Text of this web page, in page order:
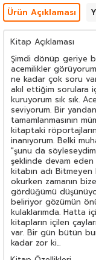
Ürün Açıklaması
Kitap Açıklaması
Şimdi dönüp geriye
acemilikler
ne kadar çok soru
akıl ettiğim sorulara
kuruyorum sık sık.
seviyorum. Bir
tamamlanmasının
kitaptaki
inanıyorum. Belki
"şunu da
şeklinde devam
kitabın adı
okurken zamanın
gördüğümü
beliriyor gözümün
kulaklarımda. Hatta
kitapların içilen
var. Bir gün bütün
kadar zor ki...